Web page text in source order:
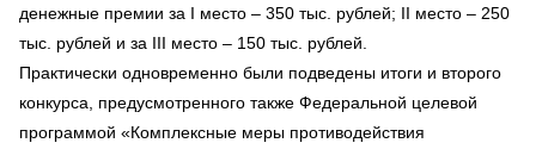
денежные премии за I место – 350 тыс. рублей; II место – 250
тыс. рублей и за III место – 150 тыс. рублей.
Практически одновременно были подведены итоги и второго
конкурса, предусмотренного также Федеральной целевой
программой «Комплексные меры противодействия